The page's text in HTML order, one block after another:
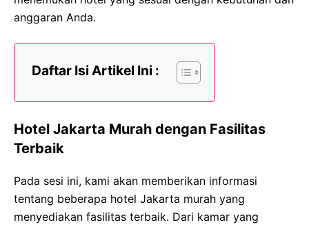
anggaran Anda.
Daftar Isi Artikel Ini :
Hotel Jakarta Murah dengan Fasilitas
Terbaik
Pada sesi ini, kami akan memberikan informasi
tentang beberapa hotel Jakarta murah yang
menyediakan fasilitas terbaik. Dari kamar yang